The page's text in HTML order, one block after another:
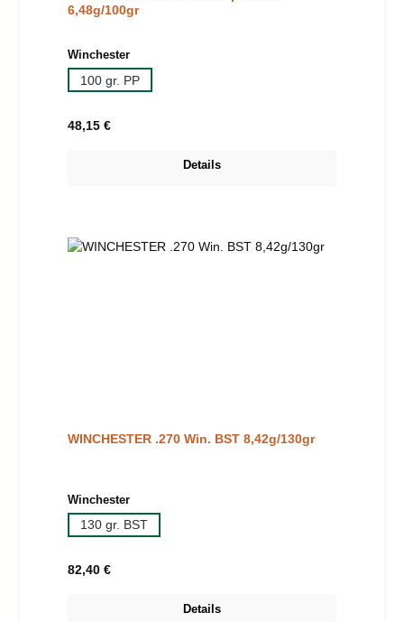
6,48g/100gr
Winchesterauswählen
100 gr. PP
Regulärer Preis:
48,15 €
Details
WINCHESTER .270 Win. BST 8,42g/130gr
Winchesterauswählen
130 gr. BST
Regulärer Preis:
82,40 €
Details